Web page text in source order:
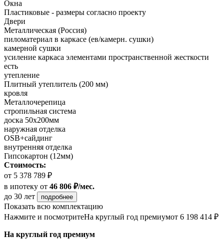
Окна
Пластиковые - размеры согласно проекту
Двери
Металлическая (Россия)
пиломатериал в каркасе (ев/камерн. сушки)
камерной сушки
усиление каркаса элементами пространственной жесткости
есть
утепление
Плитный утеплитель (200 мм)
кровля
Металлочерепица
стропильная система
доска 50х200мм
наружная отделка
OSB+сайдинг
внутренняя отделка
Гипсокартон (12мм)
Стоимость:
от 5 378 789 ₽
в ипотеку от 46 806 ₽/мес.
до 30 лет
подробнее
Показать всю комплектацию
Нажмите и посмотритеНа круглый год премиумот 6 198 414 ₽
На круглый год премиум